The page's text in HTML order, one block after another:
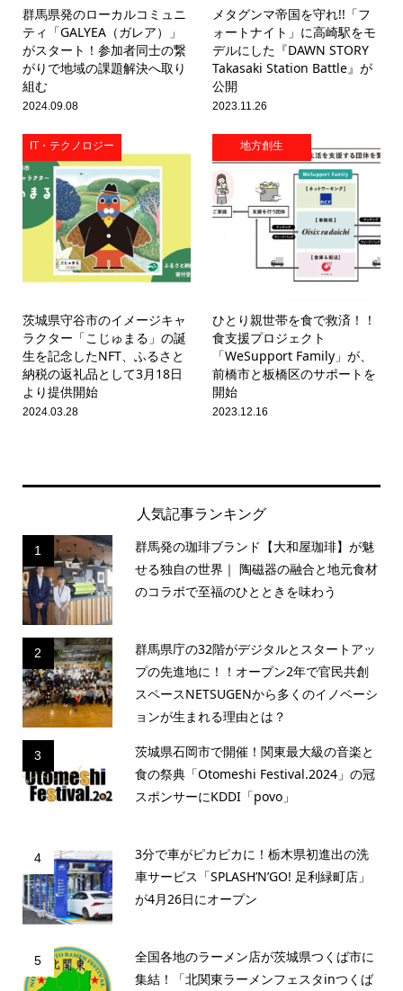
群馬県発のローカルコミュニ
ティ「GALYEA（ガレア）」
がスタート！参加者同士の繋
がりで地域の課題解決へ取り
組む
2024.09.08
メタグンマ帝国を守れ!!「フ
ォートナイト」に高崎駅をモ
デルにした『DAWN STORY
Takasaki Station Battle』が
公開
2023.11.26
IT・テクノロジー
茨城県守谷市のイメージキャ
ラクター「こじゅまる」の誕
生を記念したNFT、ふるさと
納税の返礼品として3月18日
より提供開始
2024.03.28
地方創生
ひとり親世帯を食で救済！！
食支援プロジェクト
「WeSupport Family」が、
前橋市と板橋区のサポートを
開始
2023.12.16
人気記事ランキング
1
群馬発の珈琲ブランド【大和屋珈琲】が魅
せる独自の世界｜ 陶磁器の融合と地元食材
のコラボで至福のひとときを味わう
2
群馬県庁の32階がデジタルとスタートアッ
プの先進地に！！オープン2年で官民共創
スペースNETSUGENから多くのイノベーシ
ョンが生まれる理由とは？
3
茨城県石岡市で開催！関東最大級の音楽と
食の祭典「Otomeshi Festival.2024」の冠
スポンサーにKDDI「povo」
4
3分で車がピカピカに！栃木県初進出の洗
車サービス「SPLASH’N’GO! 足利緑町店」
が4月26日にオープン
5
全国各地のラーメン店が茨城県つくば市に
集結！「北関東ラーメンフェスタinつくば